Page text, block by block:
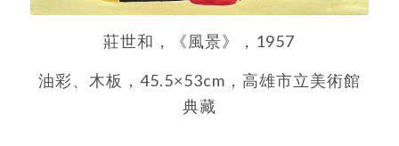
莊世和，《風景》，1957
油彩、木板，45.5×53cm，高雄市立美術館
典藏